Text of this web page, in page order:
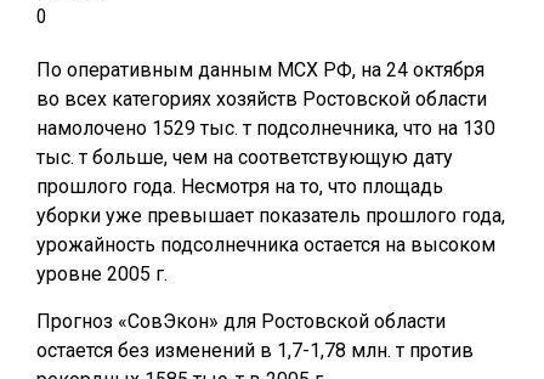
0
По оперативным данным МСХ РФ, на 24 октября
во всех категориях хозяйств Ростовской области
намолочено 1529 тыс. т подсолнечника, что на 130
тыс. т больше, чем на соответствующую дату
прошлого года. Несмотря на то, что площадь
уборки уже превышает показатель прошлого года,
урожайность подсолнечника остается на высоком
уровне 2005 г.
Прогноз «СовЭкон» для Ростовской области
остается без изменений в 1,7-1,78 млн. т против